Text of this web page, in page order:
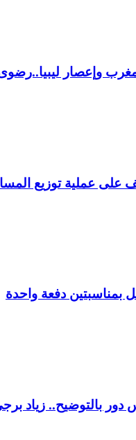
وإعصار ليبيا..رضوى
عملية توزيع
بمناسبتين دفعة واحدة
دور بالتوضيح.. زياد